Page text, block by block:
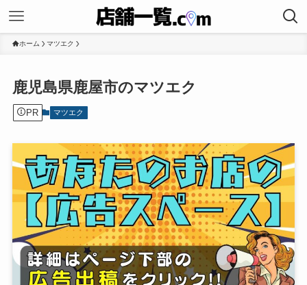
ホーム マツエク
鹿児島県鹿屋市のマツエク
PR マツエク